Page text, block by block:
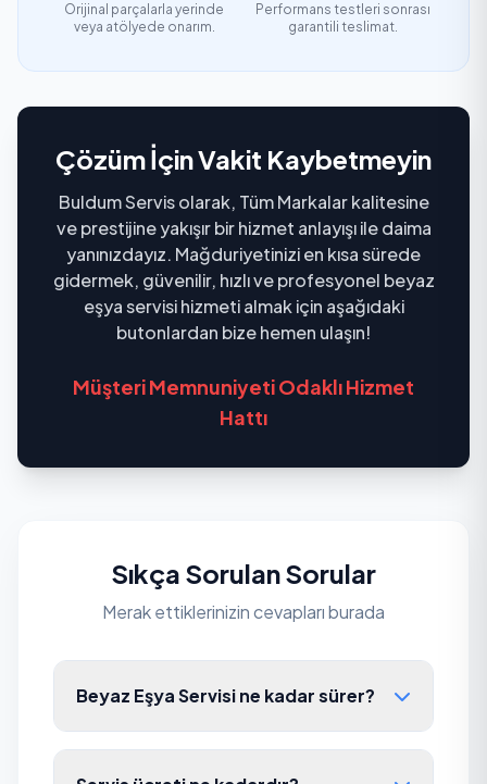
Orijinal parçalarla yerinde
veya atölyede onarım.
Performans testleri sonrası
garantili teslimat.
Çözüm İçin Vakit Kaybetmeyin
Buldum Servis olarak, Tüm Markalar kalitesine
ve prestijine yakışır bir hizmet anlayışı ile daima
yanınızdayız. Mağduriyetinizi en kısa sürede
gidermek, güvenilir, hızlı ve profesyonel beyaz
eşya servisi hizmeti almak için aşağıdaki
butonlardan bize hemen ulaşın!
Müşteri Memnuniyeti Odaklı Hizmet
Hattı
Sıkça Sorulan Sorular
Merak ettiklerinizin cevapları burada
Beyaz Eşya Servisi ne kadar sürer?